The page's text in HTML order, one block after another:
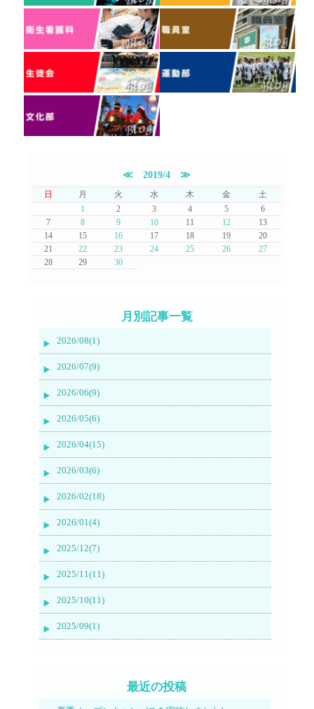
≪2019/4 ≫
日 月 火 水 木 金
土
1
2 3 4 5
6
7
8 9 10 11 12
13
14
15 16 17 18 19
20
21
22 23 24 25 26
27
28
29 30
月別記事一覧
2026/08(1)
2026/07(9)
2026/06(9)
2026/05(6)
2026/04(15)
2026/03(6)
2026/02(18)
2026/01(4)
2025/12(7)
2025/11(11)
2025/10(11)
2025/09(1)
最近の投稿